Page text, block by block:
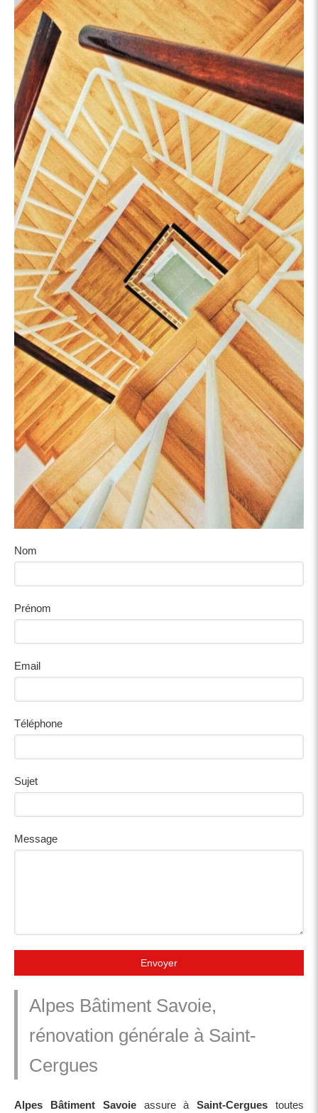
Nom
Prénom
Email
Téléphone
Sujet
Message
Envoyer
Alpes Bâtiment Savoie,
rénovation générale à Saint-
Cergues
Alpes Bâtiment Savoieassure àSaint-Cergues toutes